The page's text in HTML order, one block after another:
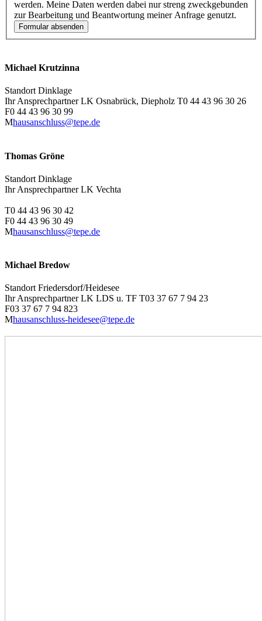
werden. Meine Daten werden dabei nur streng zweckgebunden
zur Bearbeitung und Beantwortung meiner Anfrage genutzt.
Formular absenden
Michael Krutzinna
Standort Dinklage
Ihr Ansprechpartner LK Osnabrück, Diepholz T0 44 43 96 30 26
F0 44 43 96 30 99
Mhausanschluss@tepe.de
Thomas Gröne
Standort Dinklage
Ihr Ansprechpartner LK Vechta
T0 44 43 96 30 42
F0 44 43 96 30 49
Mhausanschluss@tepe.de
Michael Bredow
Standort Friedersdorf/Heidesee
Ihr Ansprechpartner LK LDS u. TF T03 37 67 7 94 23
F03 37 67 7 94 823
Mhausanschluss-heidesee@tepe.de